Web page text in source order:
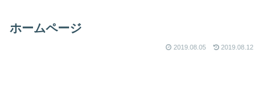
ホームページ
2019.08.05 2019.08.12